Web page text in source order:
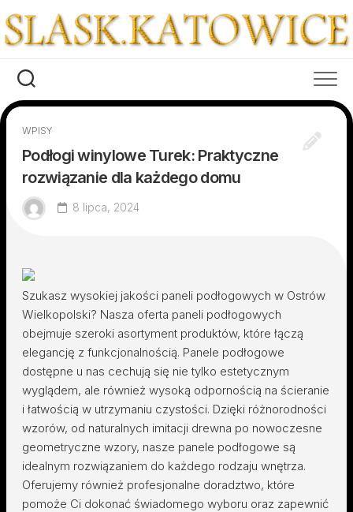
to
content
WPISY
Podłogi winylowe Turek: Praktyczne
rozwiązanie dla każdego domu
8 lipca, 2024
Szukasz wysokiej jakości paneli podłogowych w Ostrów
Wielkopolski? Nasza oferta paneli podłogowych
obejmuje szeroki asortyment produktów, które łączą
elegancję z funkcjonalnością. Panele podłogowe
dostępne u nas cechują się nie tylko estetycznym
wyglądem, ale również wysoką odpornością na ścieranie
i łatwością w utrzymaniu czystości. Dzięki różnorodności
wzorów, od naturalnych imitacji drewna po nowoczesne
geometryczne wzory, nasze panele podłogowe są
idealnym rozwiązaniem do każdego rodzaju wnętrza.
Oferujemy również profesjonalne doradztwo, które
pomoże Ci dokonać świadomego wyboru oraz zapewnić